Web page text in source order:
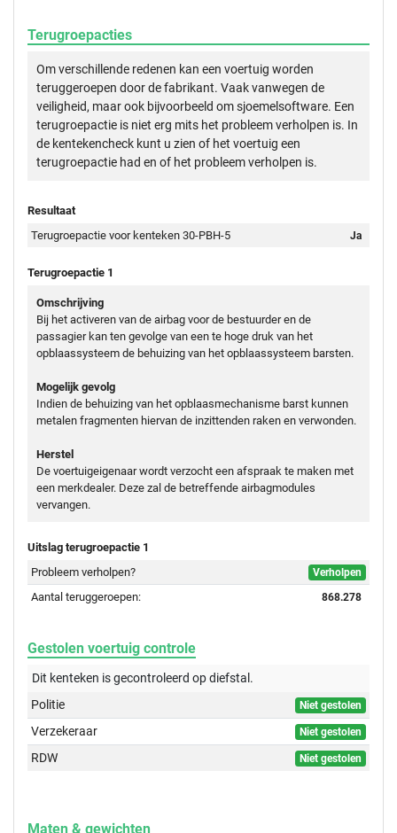
Terugroepacties
Om verschillende redenen kan een voertuig worden
teruggeroepen door de fabrikant. Vaak vanwegen de
veiligheid, maar ook bijvoorbeeld om sjoemelsoftware. Een
terugroepactie is niet erg mits het probleem verholpen is. In
de kentekencheck kunt u zien of het voertuig een
terugroepactie had en of het probleem verholpen is.
Resultaat
Terugroepactie voor kenteken 30-PBH-5
Ja
Terugroepactie 1
Omschrijving
Bij het activeren van de airbag voor de bestuurder en de
passagier kan ten gevolge van een te hoge druk van het
opblaassysteem de behuizing van het opblaassysteem barsten.
Mogelijk gevolg
Indien de behuizing van het opblaasmechanisme barst kunnen
metalen fragmenten hiervan de inzittenden raken en verwonden.
Herstel
De voertuigeigenaar wordt verzocht een afspraak te maken met
een merkdealer. Deze zal de betreffende airbagmodules
vervangen.
Uitslag terugroepactie 1
Probleem verholpen?
Verholpen
Aantal teruggeroepen: 868.278
Gestolen voertuig controle
Dit kenteken is gecontroleerd opdiefstal.
Politie
Niet gestolen
Verzekeraar Niet gestolen
RDW Niet gestolen
Maten & gewichten